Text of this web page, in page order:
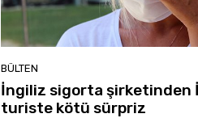
BÜLTEN
İngiliz sigorta şirketinden
turiste kötü sürpriz